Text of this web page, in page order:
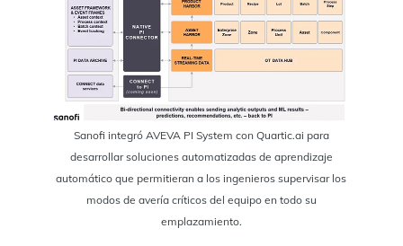
Sanofi integró AVEVA PI System con Quartic.ai para
desarrollar soluciones automatizadas de aprendizaje
automático que permitieran a los ingenieros supervisar los
modos de avería críticos del equipo en todo su
emplazamiento.